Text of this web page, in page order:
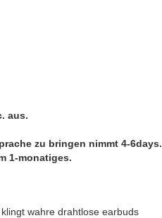
aus.
zu bringen nimmt 4-6days.
1-monatiges.
wahre drahtlose earbuds